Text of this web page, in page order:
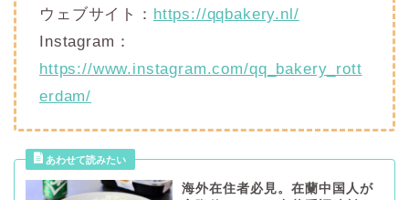
ウェブサイト： https://qqbakery.nl/
Instagram：
https://www.instagram.com/qq_bakery_rott
erdam/
海外在住者必見。在蘭中国人が